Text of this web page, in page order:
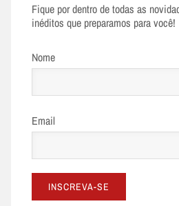
Fique por dentro de todas as
inéditos que preparamos para você!
Nome
Email